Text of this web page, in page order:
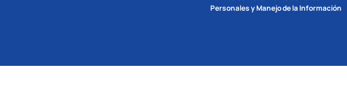
Personales y Manejo de la Información